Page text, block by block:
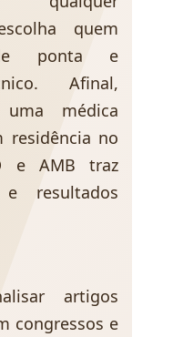
quem
ponta e
Afinal,
médica
residência no
e AMB traz
e resultados
artigos
congressos e